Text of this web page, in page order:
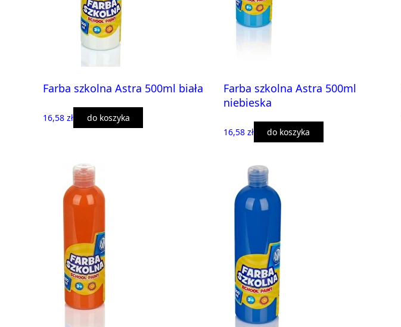
Farba szkolna Astra 500ml biała
16,58 zł do koszyka
Farba szkolna Astra 500ml
niebieska
16,58 zł do koszyka